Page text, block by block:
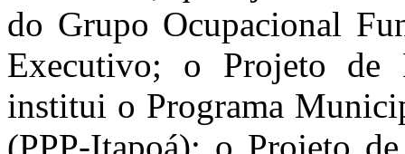
do Grupo Ocupacional
Executivo; o Projeto de
institui o Programa
(PPP-Itapoá); o Projeto